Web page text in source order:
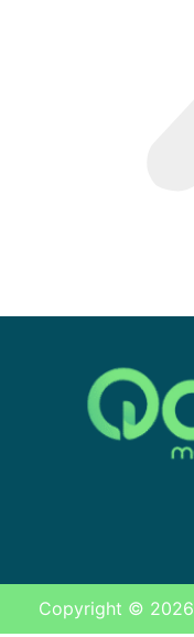
Copyright © 2026